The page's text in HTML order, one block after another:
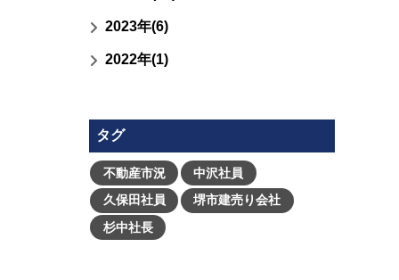
2023年(6)
2022年(1)
タグ
不動産市況
中沢社員
久保田社員
堺市建売り会社
杉中社長